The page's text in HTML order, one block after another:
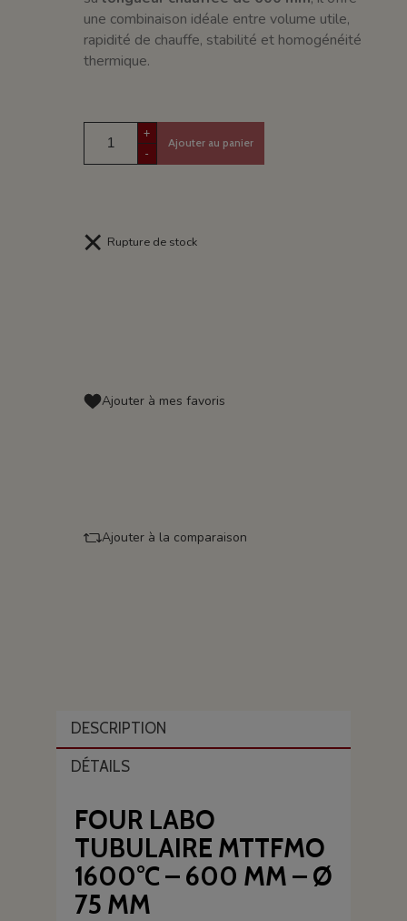
une combinaison idéale entre volume utile,
rapidité de chauffe, stabilité et homogénéité
thermique.
+
-
Ajouter au panier
Rupture de stock
Ajouter à mes favoris
Ajouter à la comparaison
DESCRIPTION
DÉTAILS
FOUR LABO
TUBULAIRE MTTFMO
1600°C – 600 MM – Ø
75 MM